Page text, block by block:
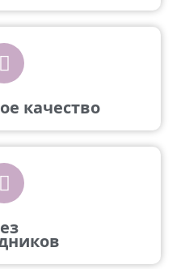
качество